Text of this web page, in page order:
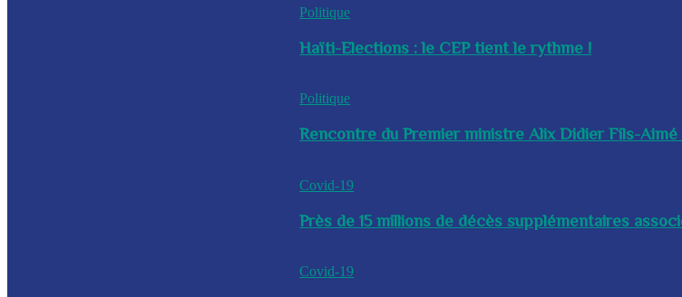
Politique
Haïti-Elections : le CEP tient le rythme !
Politique
Rencontre du Premier ministre Alix Didier Fils-Aimé
Covid-19
Près de 15 millions de décès supplémentaires
Covid-19